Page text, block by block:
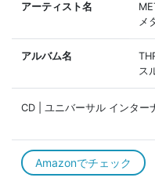
アーティスト名
メ
アルバム名
ス
CD | ユニバーサル インター
Amazonでチェック